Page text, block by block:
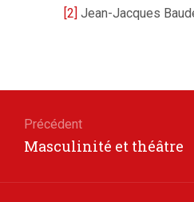
[2] Jean-Jacques
de
l’article
Précédent
Article
Masculinité et théâtre